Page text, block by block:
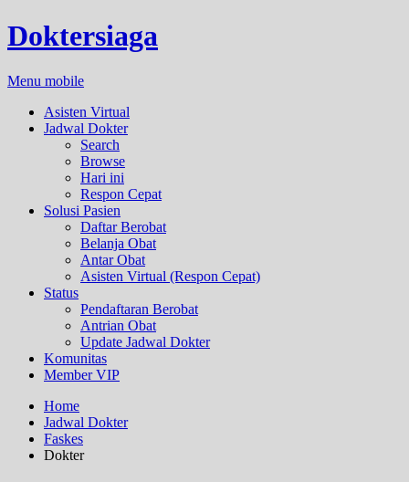
Doktersiaga
Menu mobile
Asisten Virtual
Jadwal Dokter
Search
Browse
Hari ini
Respon Cepat
Solusi Pasien
Daftar Berobat
Belanja Obat
Antar Obat
Asisten Virtual (Respon Cepat)
Status
Pendaftaran Berobat
Antrian Obat
Update Jadwal Dokter
Komunitas
Member VIP
Home
Jadwal Dokter
Faskes
Dokter